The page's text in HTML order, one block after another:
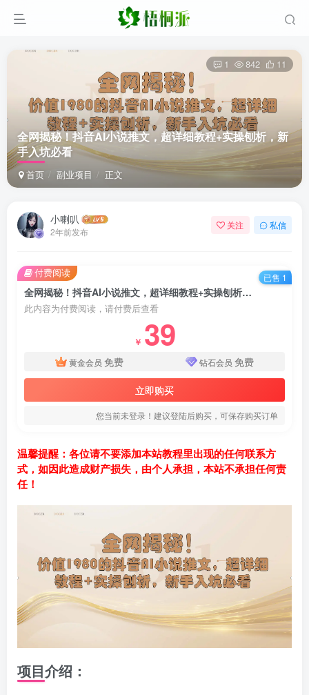
全网揭秘！抖音AI小说推文，超详细教程+实操刨析，新
手入坑必看
首页 副业项目 正文
1 842 11
小喇叭
2年前发布
关注 私信
全网揭秘！抖音AI小说推文，超详细教程+实操刨析，新手入坑必看
此内容为付费阅读，请付费后查看
￥ 39
黄金会员 免费 钻石会员 免费
立即购买
您当前未登录！建议登陆后购买，可保存购买订单
付费阅读 已售 1
温馨提醒：各位请不要添加本站教程里出现的任何联系方
式，如因此造成财产损失，由个人承担，本站不承担任何责
任！
项目介绍：